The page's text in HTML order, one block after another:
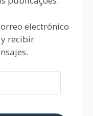
electrónico
recibir